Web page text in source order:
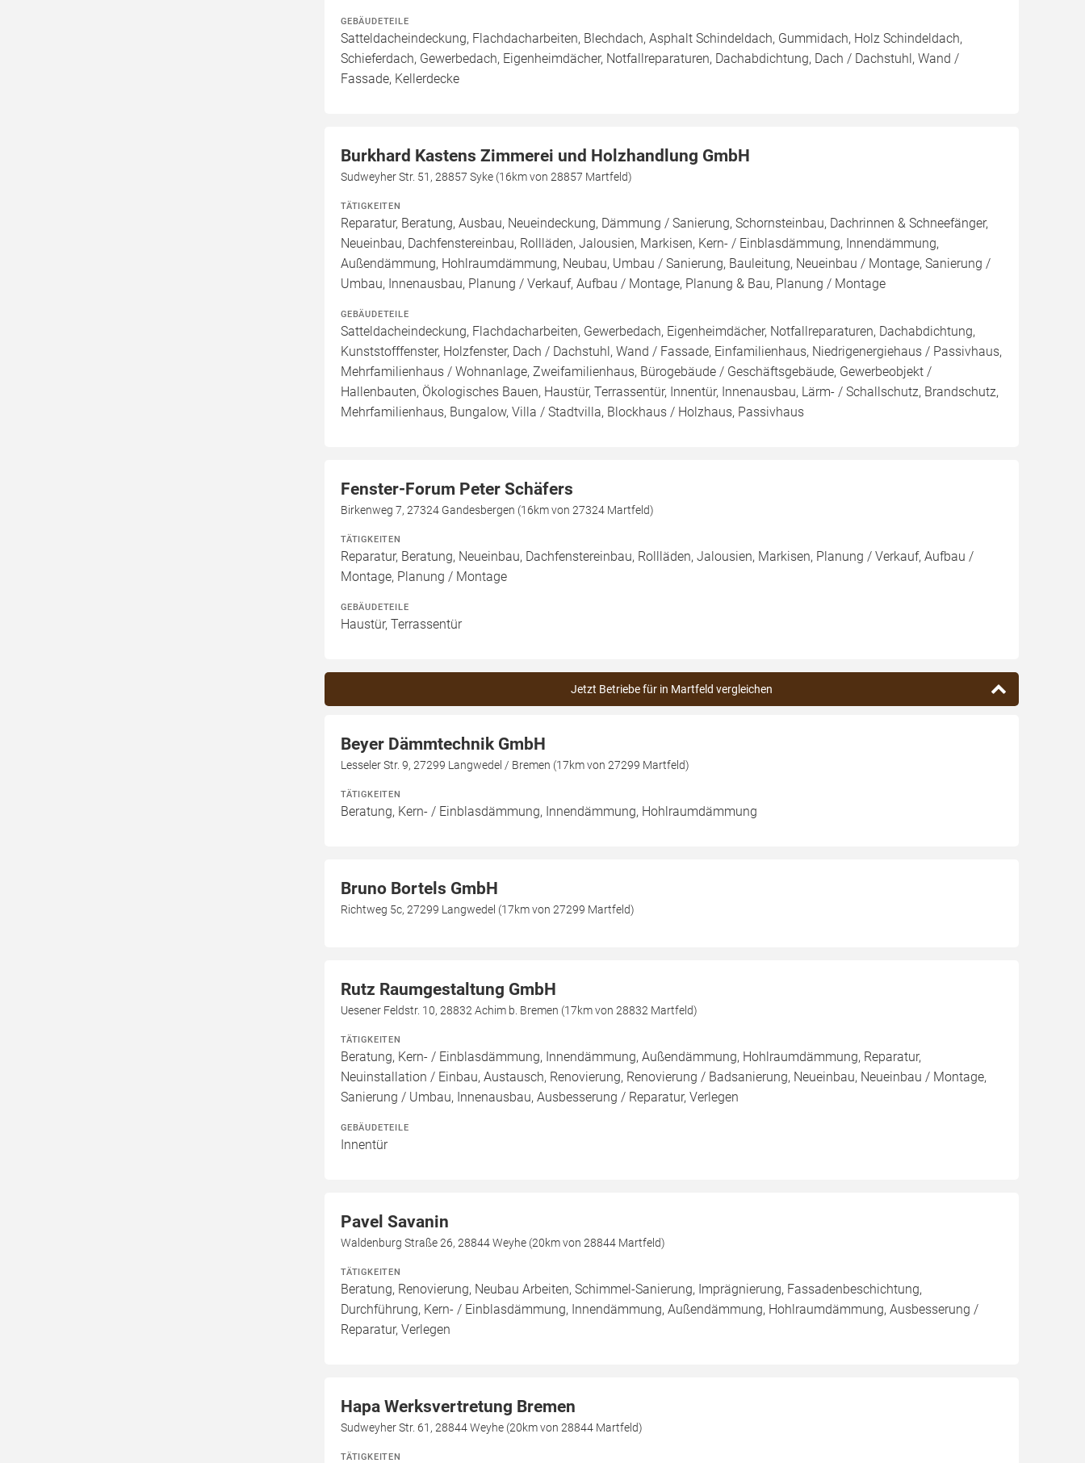
GEBÄUDETEILE
Satteldacheindeckung, Flachdacharbeiten, Blechdach, Asphalt Schindeldach, Gummidach, Holz Schindeldach,
Schieferdach, Gewerbedach, Eigenheimdächer, Notfallreparaturen, Dachabdichtung, Dach / Dachstuhl, Wand /
Fassade, Kellerdecke
Burkhard Kastens Zimmerei und Holzhandlung GmbH
Sudweyher Str. 51, 28857 Syke (16km von 28857 Martfeld)
TÄTIGKEITEN
Reparatur, Beratung, Ausbau, Neueindeckung, Dämmung / Sanierung, Schornsteinbau, Dachrinnen & Schneefänger,
Neueinbau, Dachfenstereinbau, Rollläden, Jalousien, Markisen, Kern- / Einblasdämmung, Innendämmung,
Außendämmung, Hohlraumdämmung, Neubau, Umbau / Sanierung, Bauleitung, Neueinbau / Montage, Sanierung /
Umbau, Innenausbau, Planung / Verkauf, Aufbau / Montage, Planung & Bau, Planung / Montage
GEBÄUDETEILE
Satteldacheindeckung, Flachdacharbeiten, Gewerbedach, Eigenheimdächer, Notfallreparaturen, Dachabdichtung,
Kunststofffenster, Holzfenster, Dach / Dachstuhl, Wand / Fassade, Einfamilienhaus, Niedrigenergiehaus / Passivhaus,
Mehrfamilienhaus / Wohnanlage, Zweifamilienhaus, Bürogebäude / Geschäftsgebäude, Gewerbeobjekt /
Hallenbauten, Ökologisches Bauen, Haustür, Terrassentür, Innentür, Innenausbau, Lärm- / Schallschutz, Brandschutz,
Mehrfamilienhaus, Bungalow, Villa / Stadtvilla, Blockhaus / Holzhaus, Passivhaus
Fenster-Forum Peter Schäfers
Birkenweg 7, 27324 Gandesbergen (16km von 27324 Martfeld)
TÄTIGKEITEN
Reparatur, Beratung, Neueinbau, Dachfenstereinbau, Rollläden, Jalousien, Markisen, Planung / Verkauf, Aufbau /
Montage, Planung / Montage
GEBÄUDETEILE
Haustür, Terrassentür
Jetzt Betriebe für in Martfeld vergleichen
Beyer Dämmtechnik GmbH
Lesseler Str. 9, 27299 Langwedel / Bremen (17km von 27299 Martfeld)
TÄTIGKEITEN
Beratung, Kern- / Einblasdämmung, Innendämmung, Hohlraumdämmung
Bruno Bortels GmbH
Richtweg 5c, 27299 Langwedel (17km von 27299 Martfeld)
Rutz Raumgestaltung GmbH
Uesener Feldstr. 10, 28832 Achim b. Bremen (17km von 28832 Martfeld)
TÄTIGKEITEN
Beratung, Kern- / Einblasdämmung, Innendämmung, Außendämmung, Hohlraumdämmung, Reparatur,
Neuinstallation / Einbau, Austausch, Renovierung, Renovierung / Badsanierung, Neueinbau, Neueinbau / Montage,
Sanierung / Umbau, Innenausbau, Ausbesserung / Reparatur, Verlegen
GEBÄUDETEILE
Innentür
Pavel Savanin
Waldenburg Straße 26, 28844 Weyhe (20km von 28844 Martfeld)
TÄTIGKEITEN
Beratung, Renovierung, Neubau Arbeiten, Schimmel-Sanierung, Imprägnierung, Fassadenbeschichtung,
Durchführung, Kern- / Einblasdämmung, Innendämmung, Außendämmung, Hohlraumdämmung, Ausbesserung /
Reparatur, Verlegen
Hapa Werksvertretung Bremen
Sudweyher Str. 61, 28844 Weyhe (20km von 28844 Martfeld)
TÄTIGKEITEN